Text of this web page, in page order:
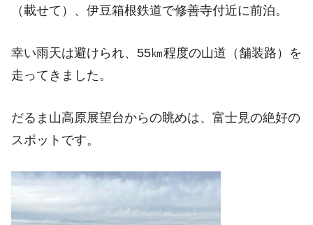
（載せて）、伊豆箱根鉄道で修善寺付近に前泊。
幸い雨天は避けられ、55㎞程度の山道（舗装路）を
走ってきました。
だるま山高原展望台からの眺めは、富士見の絶好の
スポットです。